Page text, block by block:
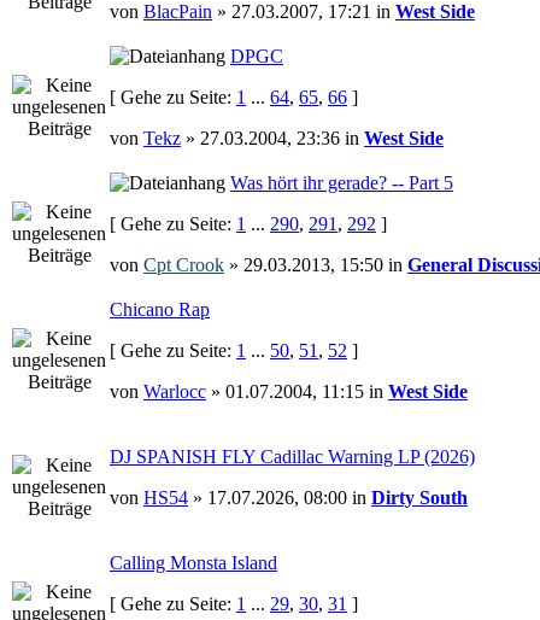
von BlacPain » 27.03.2007, 17:21 in West Side
DPGC
[ Gehe zu Seite: 1 ... 64, 65, 66 ]
von Tekz » 27.03.2004, 23:36 in West Side
Was hört ihr gerade? -- Part 5
[ Gehe zu Seite: 1 ... 290, 291 , 292 ]
von Cpt Crook » 29.03.2013, 15:50 in General
Chicano Rap
[ Gehe zu Seite: 1 ... 50, 51 , 52 ]
von Warlocc » 01.07.2004, 11:15 in West Side
DJ SPANISH FLY Cadillac Warning LP (2026)
von HS54 » 17.07.2026, 08:00 in Dirty South
Calling Monsta Island
[ Gehe zu Seite: 1 ... 29, 30, 31 ]